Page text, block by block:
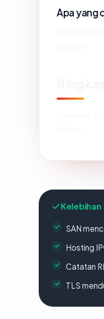
Apa yang
Kelebihan
SAN
Hosting
Catatan
TLS